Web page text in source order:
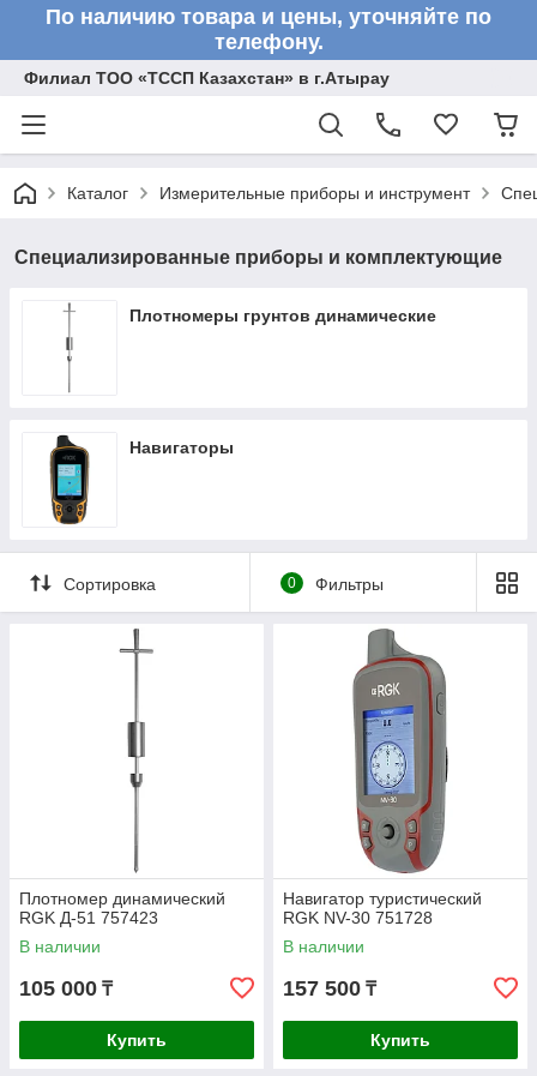
По наличию товара и цены, уточняйте по
телефону.
Филиал ТОО «ТССП Казахстан» в г.Атырау
Каталог Измерительные приборы и инструмент
Специализированные приборы и комплектующие
Плотномеры грунтов динамические
Навигаторы
Сортировка 0 Фильтры
Плотномер динамический
RGK Д-51 757423
В наличии
105 000 ₸
Купить
Навигатор туристический
RGK NV-30 751728
В наличии
157 500 ₸
Купить